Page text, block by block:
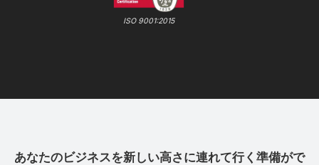
ISO 9001:2015
あなたのビジネスを新しい高さに連れて行く準備がで